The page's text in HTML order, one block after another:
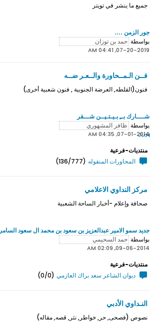
جميع ما ينشر في تويتر
جور الزمن ....
بواسطة
07-20-2019, 04:41 AM
فــن الـمــحاورة والــعـر ضــه
فنون(القلطه, العرضة الجنوبية , فنون شعبية أخرى)
شــــارك بــِ بـيـتـيــن شـــقر
بواسطة
07-01-2014, 04:35 AM
منتديات-فرعية
المحاورات المنقوله (136/777)
مركز النداوي الاعلامي
صحافة وإعلام -أخبار الساحة الشعبية
جديد سمو اﻻمير عبدالعزيز بن سعود بن محمد ال سعود السامر
بواسطة
09-06-2014, 02:09 AM
منتديات-فرعية
ديوان الشاعر سعد براك العازمي (0/0)
النـداوي الأدبي
نصوص (فصحى, حر, خواطر, نثر, قصه, مقاله)